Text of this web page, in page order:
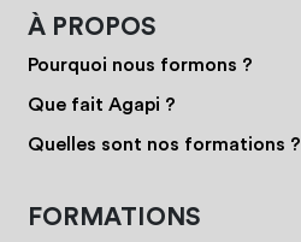
À PROPOS
Pourquoi nous formons ?
Que fait Agapi ?
Quelles sont nos formations ?
FORMATIONS